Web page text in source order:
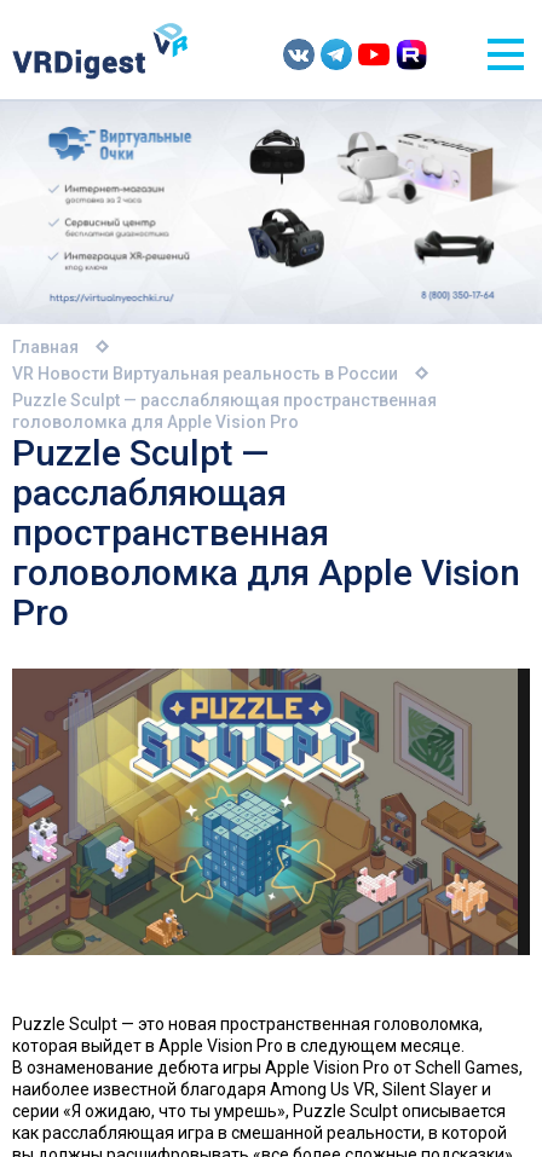
Главная
VR Новости Виртуальная реальность в России
Puzzle Sculpt — расслабляющая пространственная
головоломка для Apple Vision Pro
Puzzle Sculpt —
расслабляющая
пространственная
головоломка для Apple Vision
Pro
Puzzle Sculpt — это новая пространственная головоломка,
которая выйдет в Apple Vision Pro в следующем месяце.
В ознаменование дебюта игры Apple Vision Pro от Schell Games,
наиболее известной благодаря Among Us VR, Silent Slayer и
серии «Я ожидаю, что ты умрешь», Puzzle Sculpt описывается
как расслабляющая игра в смешанной реальности, в которой